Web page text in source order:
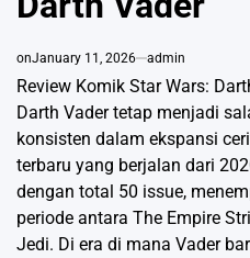
onJanuary 11, 2026 admin
Review Komik Star Wars:
Darth Vader tetap menjadi
konsisten dalam ekspansi
terbaru yang berjalan dari
dengan total 50 issue,
periode antara The Empire
Jedi. Di era di mana Vader